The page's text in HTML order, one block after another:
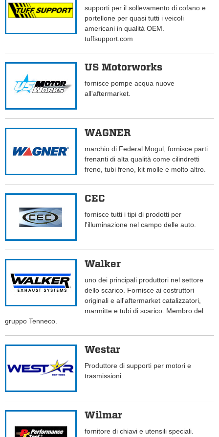
supporti per il sollevamento di cofano e
portellone per quasi tutti i veicoli
americani in qualità OEM.
tuffsupport.com
US Motorworks
fornisce pompe acqua nuove
all'aftermarket.
WAGNER
marchio di Federal Mogul, fornisce parti
frenanti di alta qualità come cilindretti
freno, tubi freno, kit molle e molto altro.
CEC
fornisce tutti i tipi di prodotti per
l'illuminazione nel campo delle auto.
Walker
uno dei principali produttori nel settore
dello scarico. Fornisce ai costruttori
originali e all'aftermarket catalizzatori,
marmitte e tubi di scarico. Membro del
gruppo Tenneco.
Westar
Produttore di supporti per motori e
trasmissioni.
Wilmar
fornitore di chiavi e utensili speciali.